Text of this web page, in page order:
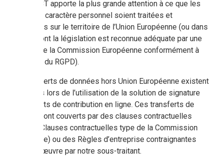
La SAS ACT apporte la plus grande attention à ce que les
données à caractère personnel soient traitées et
conservées sur le territoire de l’Union Européenne (ou dans
un pays dont la législation est reconnue adéquate par une
décision de la Commission Européenne conformément à
l’article 45 du RGPD).
Des transferts de données hors Union Européenne existent
néanmoins lors de l’utilisation de la solution de signature
des contrats de contribution en ligne. Ces transferts de
données sont couverts par des clauses contractuelles
dédiées (Clauses contractuelles type de la Commission
européenne) ou des Règles d’entreprise contraignantes
mises en œuvre par notre sous-traitant.